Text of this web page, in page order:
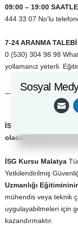
09:00 – 19:00
444 33 07 No’lu
7-24 ARANMA
0 (530) 304 98 98
yollamanız yeterli.
İSG
olacaksınız.
İSG Kursu Malatya
Yetkilendirilmiş
Uzmanlığı
mühendis veya teknik
uygulayabilmeleri için
kazandırmaktır.
Sosyal